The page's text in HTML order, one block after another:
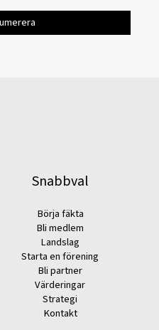
Snabbval
Börja fäkta
Bli medlem
Landslag
Starta en förening
Bli partner
Värderingar
Strategi
Kontakt